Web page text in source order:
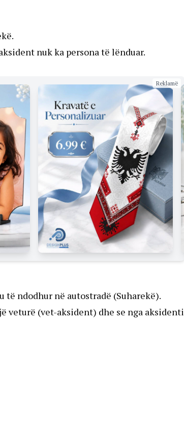
nuk ka persona të lënduar.
Reklamë
ndodhur në autostradë (Suharekë).
veturë (vet-aksident) dhe se nga aksidenti